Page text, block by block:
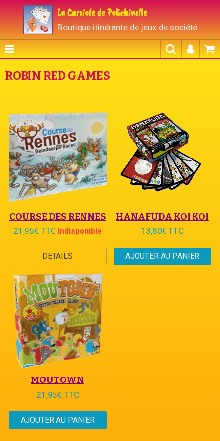
La Carriole de Polichinelle
Boutique itinérante de jeux de société
ROBIN RED GAMES
COURSE DES RENNES
21,95€ TTC Indisponible
DÉTAILS
HANAFUDA KOI KOI
13,80€ TTC
AJOUTER AU PANIER
MOUTOWN
21,95€ TTC
AJOUTER AU PANIER